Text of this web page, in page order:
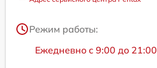
Режим работы:
Ежедневно с 9:00 до 21:00